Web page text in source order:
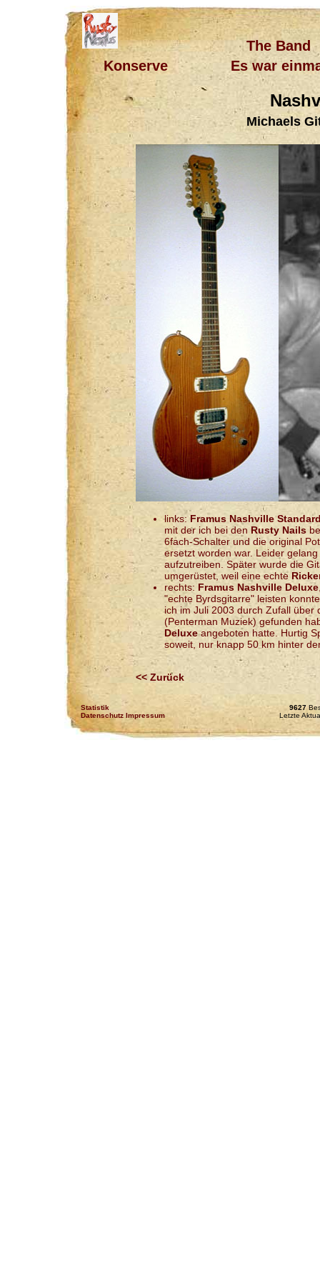
The Band
Konserve
Es war
Michaels
links:Framus Nashville
mit der ich bei den Rusty Nails
6fach-Schalter und die original
ersetzt worden war. Leider
aufzutreiben. Später wurde die
umgerüstet, weil eine echte
rechts: Framus Nashville Deluxe
"echte Byrdsgitarre" leisten
ich im Juli 2003 durch Zufall über
(Penterman Muziek) gefunden
Deluxeangeboten hatte. Hurtig
soweit, nur knapp 50 km hinter
<< Zurück
Statistik
Datenschutz Impressum
9627
Letzte